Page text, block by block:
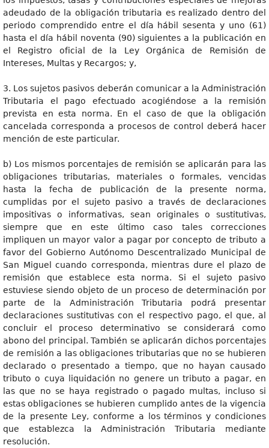
adeudado de la obligación tributaria es realizado dentro del
periodo comprendido entre el día hábil sesenta y uno (61)
hasta el día hábil noventa (90) siguientes a la publicación en
el Registro oficial de la Ley Orgánica de Remisión de
Intereses, Multas y Recargos; y,
3. Los sujetos pasivos deberán comunicar a la Administración
Tributaria el pago efectuado acogiéndose a la remisión
prevista en esta norma. En el caso de que la obligación
cancelada corresponda a procesos de control deberá hacer
mención de este particular.
b) Los mismos porcentajes de remisión se aplicarán para las
obligaciones tributarias, materiales o formales, vencidas
hasta la fecha de publicación de la presente norma,
cumplidas por el sujeto pasivo a través de declaraciones
impositivas o informativas, sean originales o sustitutivas,
siempre que en este último caso tales correcciones
impliquen un mayor valor a pagar por concepto de tributo a
favor del Gobierno Autónomo Descentralizado Municipal de
San Miguel cuando corresponda, mientras dure el plazo de
remisión que establece esta norma. Si el sujeto pasivo
estuviese siendo objeto de un proceso de determinación por
parte de la Administración Tributaria podrá presentar
declaraciones sustitutivas con el respectivo pago, el que, al
concluir el proceso determinativo se considerará como
abono del principal. También se aplicarán dichos porcentajes
de remisión a las obligaciones tributarias que no se hubieren
declarado o presentado a tiempo, que no hayan causado
tributo o cuya liquidación no genere un tributo a pagar, en
las que no se haya registrado o pagado multas, incluso si
estas obligaciones se hubieren cumplido antes de la vigencia
de la presente Ley, conforme a los términos y condiciones
que establezca la Administración Tributaria mediante
resolución.